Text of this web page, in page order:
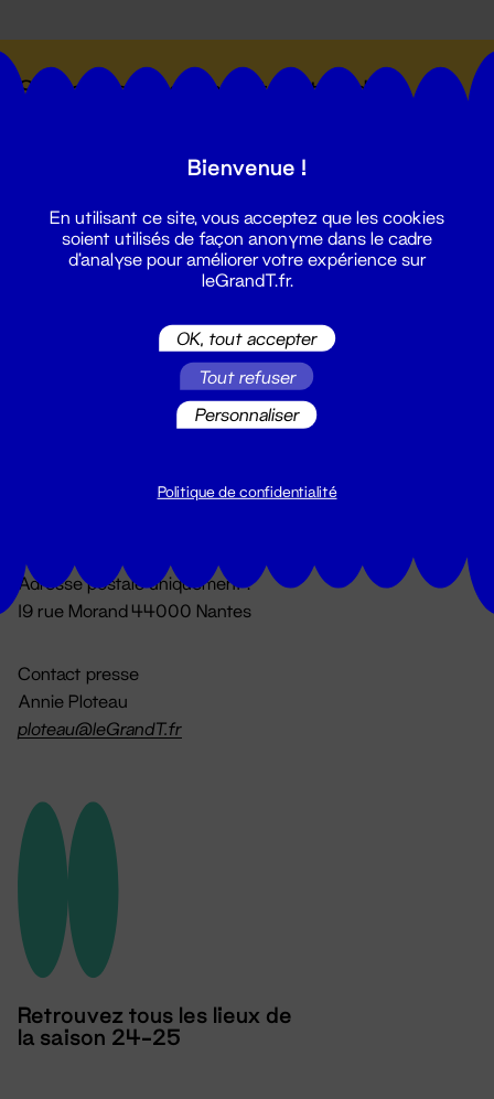
Suivez toutes les actualités du
Du lundi au vendredi 14h → 18h
Adresse postale uniquement :
19 rue Morand 44000 Nantes
Contact presse
Annie Ploteau
ploteau@leGrandT.fr
Retrouvez tous les lieux de
la saison 24-25
Bienvenue !
En utilisant ce site, vous acceptez que les cookies
soient utilisés de façon anonyme dans le cadre
d'analyse pour améliorer votre expérience sur
leGrandT.fr.
OK, tout accepter
Tout refuser
Personnaliser
Politique de confidentialité